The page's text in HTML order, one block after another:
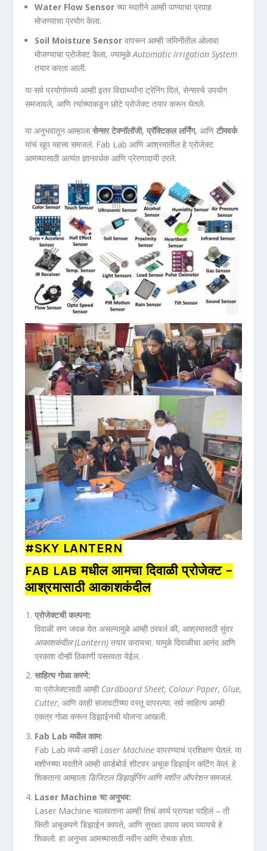
Water Flow Sensor च्या मदतीने आम्ही पाण्याचा प्रवाह
मोजण्याचा प्रयोग केला.
Soil Moisture Sensor वापरून आम्ही जमिनीतील ओलावा
मोजण्याचा प्रोजेक्ट केला, ज्यामुळेAutomatic Irrigation System
तयार करता आली.
या सर्व प्रयोगांमध्ये आम्ही इतर विद्यार्थ्यांना ट्रेनिंग दिलं, सेन्सरचे उपयोग
समजावले, आणि त्यांच्याकडून छोटे प्रोजेक्ट तयार करून घेतले.
या अनुभवातून आम्हालासेन्सर टेक्नॉलॉजी,प्रॅक्टिकल लर्निंग, आणिटीमवर्क
यांचं खूप महत्त्व समजलं. Fab Lab आणि आश्रमातील हे प्रोजेक्ट
आमच्यासाठी अत्यंत ज्ञानवर्धक आणि प्रेरणादायी ठरले.
#SKY LANTERN
FAB LAB मधील आमचा दिवाळी प्रोजेक्ट –
आश्रमासाठी आकाशकंदील
प्रोजेक्टची कल्पना:
दिवाळी सण जवळ येत असल्यामुळे आम्ही ठरवलं की, आश्रमासाठी सुंदर
आकाशकंदील (Lantern) तयार करायचा. यामुळे दिवाळीचा आनंद आणि
प्रकाश दोन्ही ठिकाणी पसरवता येईल.
साहित्य गोळा करणे:
या प्रोजेक्टसाठी आम्ही Cardboard Sheet, Colour Paper, Glue,
Cutter, आणि काही सजावटीच्या वस्तू वापरल्या. सर्व साहित्य आम्ही
एकत्र गोळा करून डिझाईनची योजना आखली.
Fab Lab मधील काम:
Fab Lab मध्ये आम्हीLaser Machine वापरण्याचं प्रशिक्षण घेतलं. या
मशीनच्या मदतीने आम्ही कार्डबोर्ड शीटवर अचूक डिझाईन कटिंग केलं. हे
शिकताना आम्हाला डिजिटल डिझाईनिंग आणि मशीन ऑपरेशनसमजलं.
Laser Machine चा अनुभव:
Laser Machine चालवताना आम्ही तिचं कार्य प्रत्यक्ष पाहिलं – ती
किती अचूकपणे डिझाईन कापते, आणि सुरक्षा उपाय काय घ्यायचे हे
शिकलो. हा अनुभव आमच्यासाठी नवीन आणि रोचक होता.